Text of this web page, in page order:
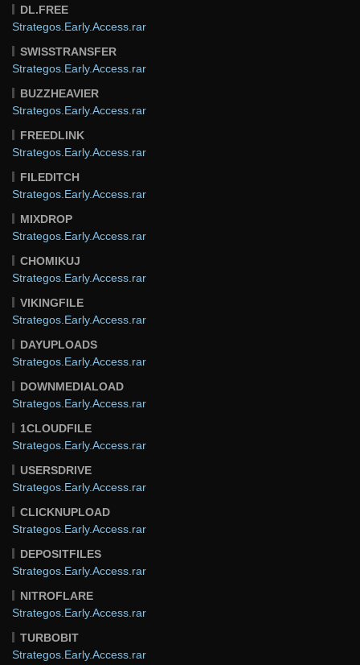
DL.FREE
Strategos.Early.Access.rar
SWISSTRANSFER
Strategos.Early.Access.rar
BUZZHEAVIER
Strategos.Early.Access.rar
FREEDLINK
Strategos.Early.Access.rar
FILEDITCH
Strategos.Early.Access.rar
MIXDROP
Strategos.Early.Access.rar
CHOMIKUJ
Strategos.Early.Access.rar
VIKINGFILE
Strategos.Early.Access.rar
DAYUPLOADS
Strategos.Early.Access.rar
DOWNMEDIALOAD
Strategos.Early.Access.rar
1CLOUDFILE
Strategos.Early.Access.rar
USERSDRIVE
Strategos.Early.Access.rar
CLICKNUPLOAD
Strategos.Early.Access.rar
DEPOSITFILES
Strategos.Early.Access.rar
NITROFLARE
Strategos.Early.Access.rar
TURBOBIT
Strategos.Early.Access.rar